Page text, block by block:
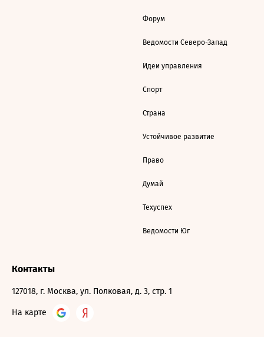
Форум
Ведомости Северо-Запад
Идеи управления
Спорт
Страна
Устойчивое развитие
Право
Думай
Техуспех
Ведомости Юг
Контакты
127018, г. Москва, ул. Полковая, д. 3, стр. 1
На карте